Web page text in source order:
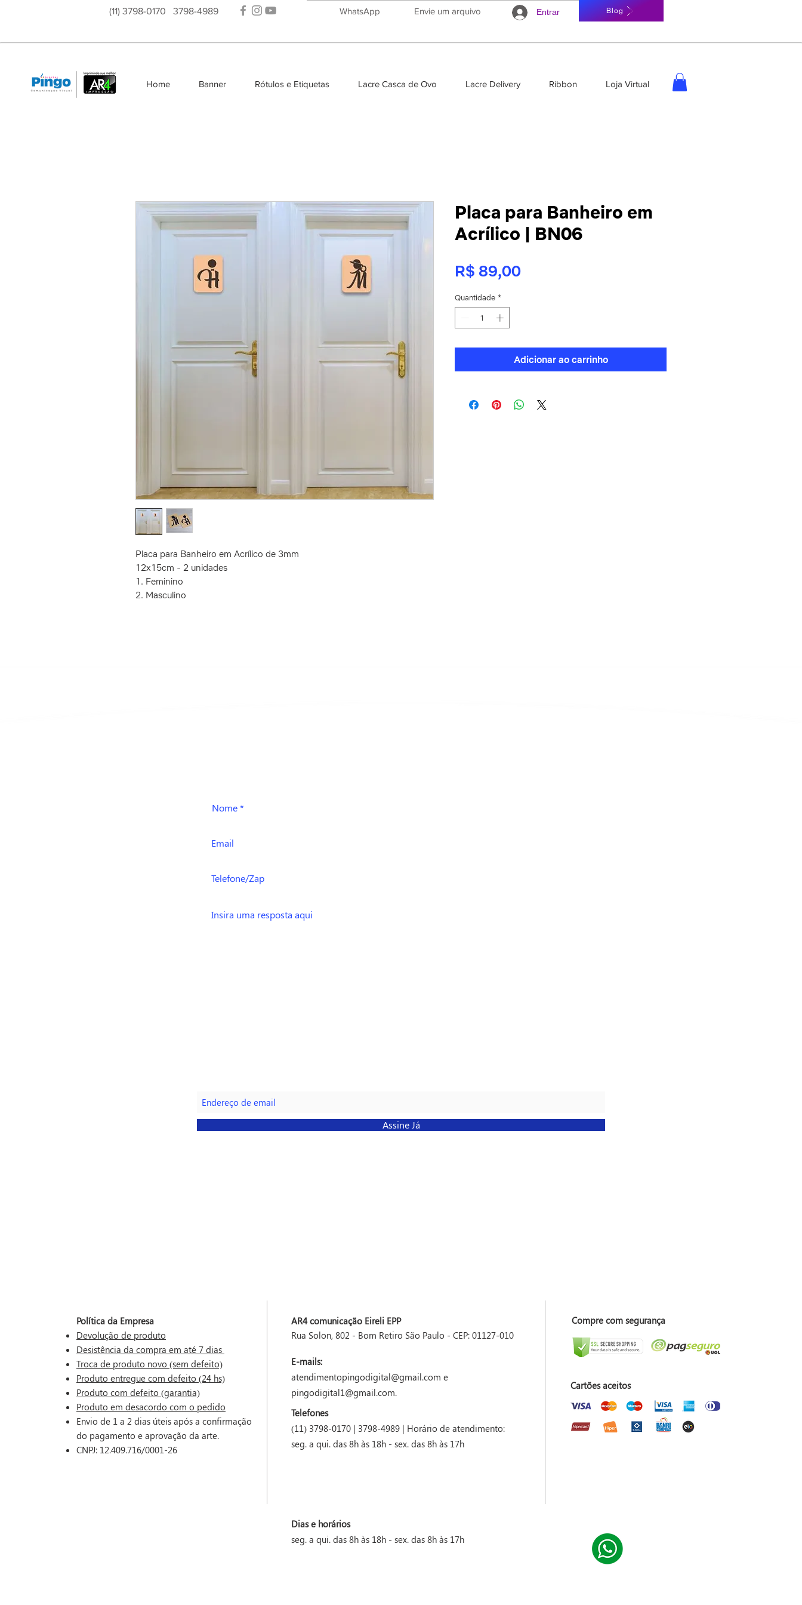
(11) 3798-0170 3798-4989 WhatsApp Envie um arquivo Entrar Blog
Home Banner Rótulos e Etiquetas Lacre Casca de Ovo Lacre Delivery Ribbon Loja Virtual
Placa para Banheiro em Acrílico de 3mm
12x15cm - 2 unidades
1. Feminino
2. Masculino
Placa para Banheiro em
Acrílico | BN06
R$ 89,00Preço
Quantidade *
Adicionar ao carrinho
Assine Já
Política da Empresa
Devolução de produto
Desistência da compra em até 7 dias
Troca de produto novo (sem defeito)
Produto entregue com defeito (24 hs)
Produto com defeito (garantia)
Produto em desacordo com o pedido
Envio de 1 a 2 dias úteis após a confirmação
do pagamento e aprovação da arte.
CNPJ: 12.409.716/0001-26
AR4 comunicação Eireli EPP
Rua Solon, 802 - Bom Retiro São Paulo - CEP: 01127-010
E-mails:
atendimentopingodigital@gmail.com e
pingodigital1@gmail.com.
Telefones
(11) 3798-0170 | 3798-4989 | Horário de atendimento:
seg. a qui. das 8h às 18h - sex. das 8h às 17h
Compre com segurança
Cartões aceitos
Dias e horários
seg. a qui. das 8h às 18h - sex. das 8h às 17h